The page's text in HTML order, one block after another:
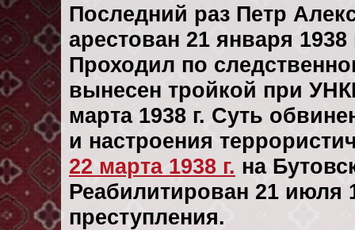
Последний раз Петр
арестован 21 января 1938
Проходил по
вынесен тройкой при
марта 1938 г. Суть
и настроения
22 марта 1938 г. на
Реабилитирован 21 июля
преступления.